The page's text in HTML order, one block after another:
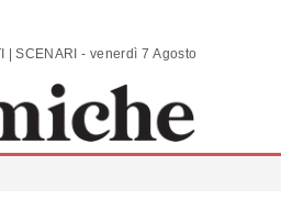
ANALISI | COMMENTI | SCENARI - venerdì 7 Agosto 2026